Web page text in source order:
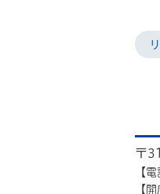
〒
【
【